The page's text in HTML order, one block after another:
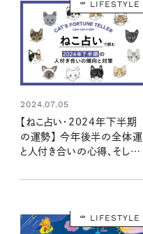
LIFESTYLE
2024.07.05
【ねこ占い・2024年下半期
の運勢】 今年後半の全体運
と人付き合いの心得、そして
LIFESTYLE